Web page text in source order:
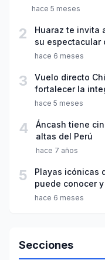
hace 5 meses
2
Huaraz te invita
su espectacular
hace 6 meses
3
Vuelo directo
fortalecer la
del país
hace 5 meses
4
Áncash tiene
altas del Perú
hace 7 años
5
Playas icónicas
puede conocer
hace 6 meses
Secciones